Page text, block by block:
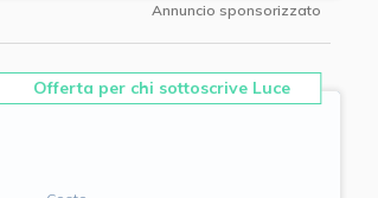
Annuncio sponsorizzato
Offerta per chi sottoscrive Luce